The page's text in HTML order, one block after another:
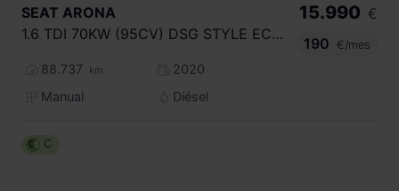
SEAT ARONA
1.6 TDI 70KW (95CV) DSG STYLE ECOMOTIVE
88.737 km
2020
Manual
Diésel
15.990 €
190
€/mes
C